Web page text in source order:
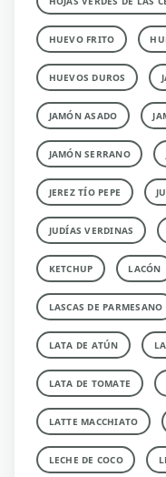
HUEVO FRITO
HUEVOS DUROS
JAMÓN ASADO
JAMÓN SERRANO
JEREZ TÍO PEPE
JUDÍAS VERDINAS
KETCHUP LACÓN
LASCAS DE PARMESANO
LATA DE ATÚN
LATA DE TOMATE
LATTE MACCHIATO
LECHE DE COCO